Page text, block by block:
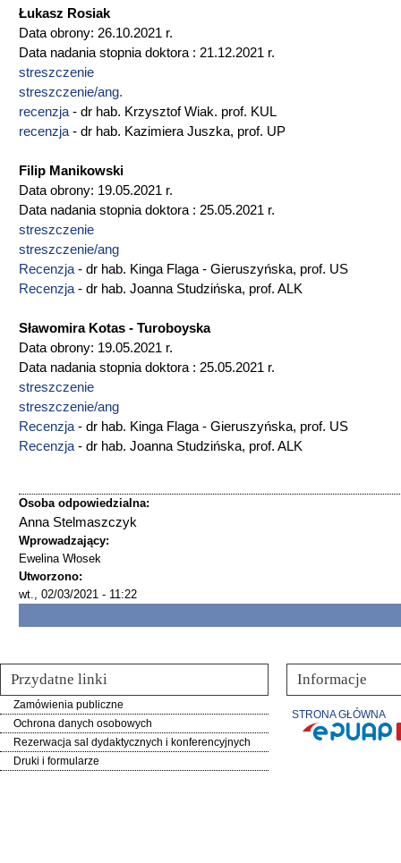
Łukasz Rosiak
Data obrony: 26.10.2021 r.
Data nadania stopnia doktora : 21.12.2021 r.
streszczenie
streszczenie/ang.
recenzja - dr hab. Krzysztof Wiak. prof. KUL
recenzja - dr hab. Kazimiera Juszka, prof. UP
Filip Manikowski
Data obrony: 19.05.2021 r.
Data nadania stopnia doktora : 25.05.2021 r.
streszczenie
streszczenie/ang
Recenzja - dr hab. Kinga Flaga - Gieruszyńska, prof. US
Recenzja - dr hab. Joanna Studzińska, prof. ALK
Sławomira Kotas - Turoboyska
Data obrony: 19.05.2021 r.
Data nadania stopnia doktora : 25.05.2021 r.
streszczenie
streszczenie/ang
Recenzja - dr hab. Kinga Flaga - Gieruszyńska, prof. US
Recenzja - dr hab. Joanna Studzińska, prof. ALK
Osoba odpowiedzialna:
Anna Stelmaszczyk
Wprowadzający:
Ewelina Włosek
Utworzono:
wt., 02/03/2021 - 11:22
Przydatne linki
Zamówienia publiczne
Ochrona danych osobowych
Rezerwacja sal dydaktycznych i konferencyjnych
Druki i formularze
Informacje
STRONA GŁÓWNA